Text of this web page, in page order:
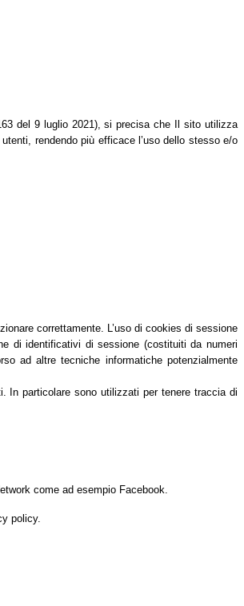
del 9 luglio 2021), si precisa che Il sito utilizza
rendendo più efficace l’uso dello stesso e/o
correttamente. L’uso di cookies di sessione
di identificativi di sessione (costituiti da numeri
ad altre tecniche informatiche potenzialmente
In particolare sono utilizzati per tenere traccia di
come ad esempio Facebook.
policy.